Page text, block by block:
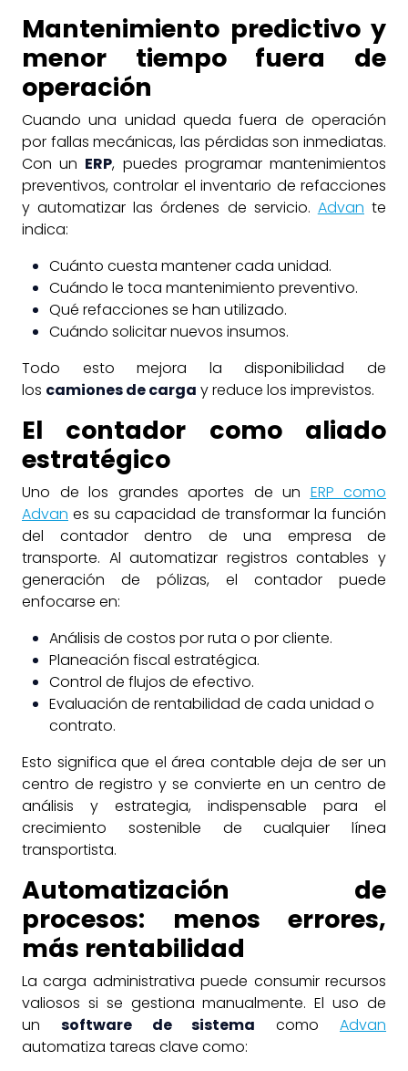
Mantenimiento predictivo y
menor tiempo fuera de
operación
Cuando una unidad queda fuera de operación
por fallas mecánicas, las pérdidas son inmediatas.
Con un ERP, puedes programar mantenimientos
preventivos, controlar el inventario de refacciones
y automatizar las órdenes de servicio. Advan te
indica:
Cuánto cuesta mantener cada unidad.
Cuándo le toca mantenimiento preventivo.
Qué refacciones se han utilizado.
Cuándo solicitar nuevos insumos.
Todo esto mejora la disponibilidad de
los camiones de carga y reduce los imprevistos.
El contador como aliado
estratégico
Uno de los grandes aportes de un ERP como
Advan es su capacidad de transformar la función
del contador dentro de una empresa de
transporte. Al automatizar registros contables y
generación de pólizas, el contador puede
enfocarse en:
Análisis de costos por ruta o por cliente.
Planeación fiscal estratégica.
Control de flujos de efectivo.
Evaluación de rentabilidad de cada unidad o
contrato.
Esto significa que el área contable deja de ser un
centro de registro y se convierte en un centro de
análisis y estrategia, indispensable para el
crecimiento sostenible de cualquier línea
transportista.
Automatización de
procesos: menos errores,
más rentabilidad
La carga administrativa puede consumir recursos
valiosos si se gestiona manualmente. El uso de
un software de sistema comoAdvan
automatiza tareas clave como: